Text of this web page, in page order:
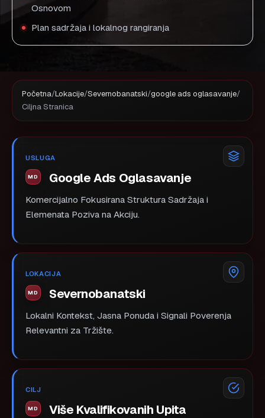
Osnovom
Plan sadržaja i lokalnog rangiranja
Početna/Lokacije/Severnobanatski/google ads oglasavanje/
Ciljna Stranica
USLUGA
Google Ads Oglasavanje
Komercijalno Fokusirana Struktura Sadržaja i
Elemenata Poziva na Akciju.
LOKACIJA
Severnobanatski
Lokalni Kontekst, Jasna Ponuda i Signali Poverenja
Relevantni za Tržište.
CILJ
Više Kvalifikovanih Upita